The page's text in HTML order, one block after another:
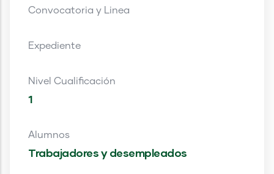
Convocatoria y Linea
Expediente
Nivel Cualificación
1
Alumnos
Trabajadores y desempleados